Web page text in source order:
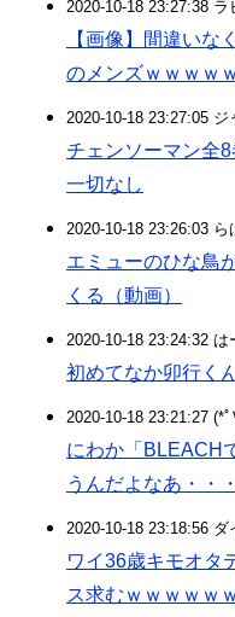
2020-10-18 23:27:38 ラ
【画像】間違いな
のメンズｗｗｗｗ
2020-10-18 23:27:05 ジ
チェンソーマン全
一切なし
2020-10-18 23:26:03 ら
エミューのひな鳥
くる（動画）
2020-10-18 23:24:32 は
初めてなか卯行く
2020-10-18 23:21:27 (*
にわか「BLEACH
うんだよなあ・・・
2020-10-18 23:18:56
ワイ36歳キモオタ
ス求むｗｗｗｗｗｗ